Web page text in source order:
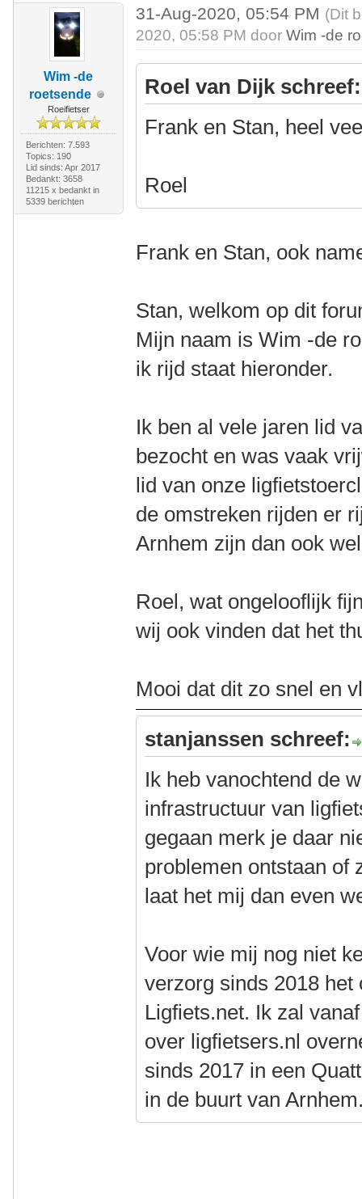
Wim -de
roetsende
Roeifietser
Berichten: 7.593
Topics: 190
Lid sinds: Apr 2017
Bedankt: 3658
11215 x bedankt in
5339 berichten
31-Aug-2020, 05:54 PM (Dit
2020, 05:58 PM doorWim -de
Roel van Dijk schreef:
Frank en Stan, heel
Roel
Frank en Stan, ook
Stan, welkom op dit
Mijn naam is Wim -de
ik rijd staat hieronder.
Ik ben al vele jaren lid
bezocht en was vaak
lid van onze
de omstreken rijden er
Arnhem zijn dan ook
Roel, wat ongelooflijk
wij ook vinden dat het
Mooi dat dit zo snel en
stanjanssen schreef:
Ik heb vanochtend de
infrastructuur van
gegaan merk je daar
problemen ontstaan of
laat het mij dan even
Voor wie mij nog niet
verzorg sinds 2018
Ligfiets.net. Ik zal
over ligfietsers.nl
sinds 2017 in een
in de buurt van